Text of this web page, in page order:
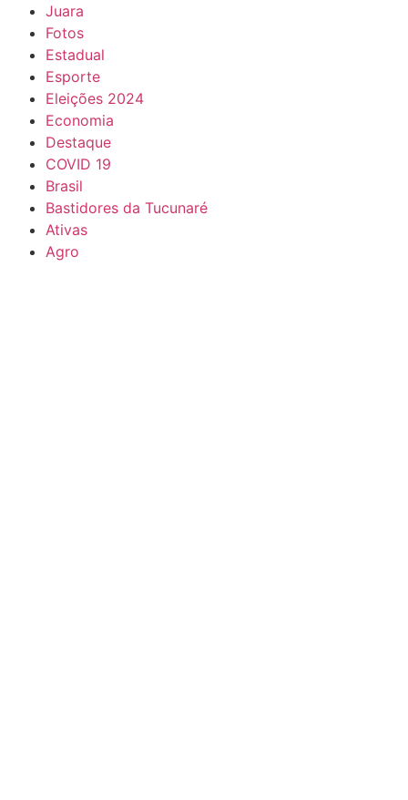
Juara
Fotos
Estadual
Esporte
Eleições 2024
Economia
Destaque
COVID 19
Brasil
Bastidores da Tucunaré
Ativas
Agro